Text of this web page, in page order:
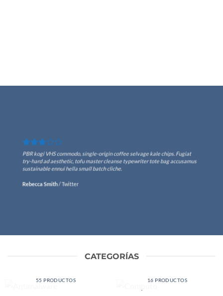
PBR kogi VHS commodo, single-origin coffee selvage kale chips. Fugiat
try-hard ad aesthetic, tofu master cleanse typewriter tote bag accusamus
sustainable ennui hella small batch cliche.
Rebecca Smith/Twitter
CATEGORÍAS
55 PRODUCTOS 16 PRODUCTOS